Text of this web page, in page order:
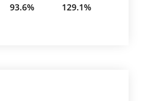
93.6% 129.1%